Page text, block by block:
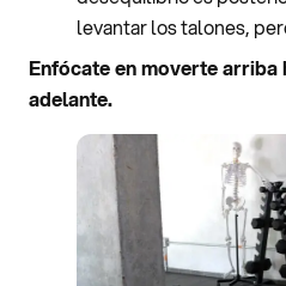
levantar los talones,
Enfócate en moverte arriba
adelante.